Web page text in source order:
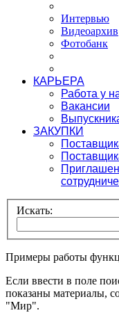
Интервью
Видеоархив
Фотобанк
КАРЬЕРА
Работа у
Вакансии
ЗАКУПКИ
Искать:
Примеры работы
Если ввести в поле
показаны материалы,
"Мир".